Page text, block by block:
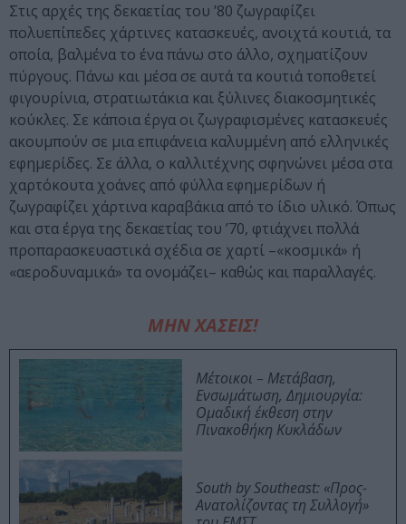
Στις αρχές της δεκαετίας του ’80 ζωγραφίζει
πολυεπίπεδες χάρτινες κατασκευές, ανοιχτά κουτιά, τα
οποία, βαλμένα το ένα πάνω στο άλλο, σχηματίζουν
πύργους. Πάνω και μέσα σε αυτά τα κουτιά τοποθετεί
φιγουρίνια, στρατιωτάκια και ξύλινες διακοσμητικές
κούκλες. Σε κάποια έργα οι ζωγραφισμένες κατασκευές
ακουμπούν σε μια επιφάνεια καλυμμένη από ελληνικές
εφημερίδες. Σε άλλα, ο καλλιτέχνης σφηνώνει μέσα στα
χαρτόκουτα χοάνες από φύλλα εφημερίδων ή
ζωγραφίζει χάρτινα καραβάκια από το ίδιο υλικό. Όπως
και στα έργα της δεκαετίας του ’70, φτιάχνει πολλά
προπαρασκευαστικά σχέδια σε χαρτί –«κοσμικά» ή
«αεροδυναμικά» τα ονομάζει– καθώς και παραλλαγές.
ΜΗΝ ΧΑΣΕΙΣ!
Μέτοικοι – Μετάβαση,
Ενσωμάτωση, Δημιουργία:
Ομαδική έκθεση στην
Πινακοθήκη Κυκλάδων
South by Southeast: «Προς-
Ανατολίζοντας τη Συλλογή»